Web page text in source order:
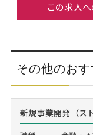
この求人
その他のお
新規事業開発（ス